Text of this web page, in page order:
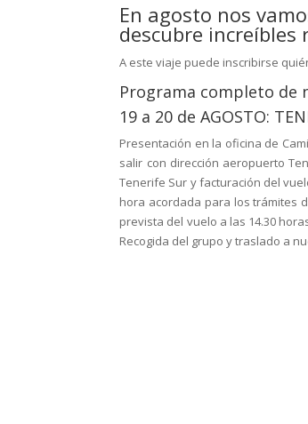
En agosto nos
descubre
A este viaje puede inscribirse
Programa completo de
19 a 20 de AGOSTO:
Presentación en la oficina de
salir con dirección aeropuerto
Tenerife Sur y facturación del
hora acordada para los trámites
prevista del vuelo a las 14.30
Recogida del grupo y traslado a